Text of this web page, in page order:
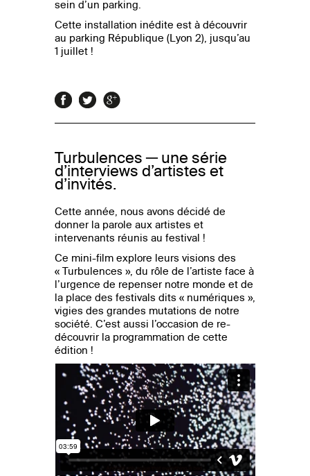
sein d’un parking.
Cette installation inédite est à découvrir
au parking République (Lyon 2), jusqu’au
1 juillet !
Turbulences ─ une série
d’interviews d’artistes et
d’invités.
Cette année, nous avons décidé de
donner la parole aux artistes et
intervenants réunis au festival !
Ce mini-film explore leurs visions des
« Turbulences », du rôle de l’artiste face à
l’urgence de repenser notre monde et de
la place des festivals dits « numériques »,
vigies des grandes mutations de notre
société. C’est aussi l’occasion de re-
découvrir la programmation de cette
édition !